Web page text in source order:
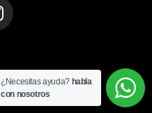
¿Necesitas ayuda? habla
con nosotros